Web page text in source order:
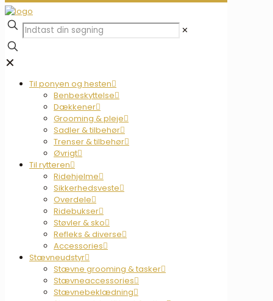
✕
✕
Til ponyen og hesten
Benbeskyttelse
Dækkener
Grooming & pleje
Sadler & tilbehør
Trenser & tilbehør
Øvrigt
Til rytteren
Ridehjelme
Sikkerhedsveste
Overdele
Ridebukser
Støvler & sko
Refleks & diverse
Accessories
Stævneudstyr
Stævne grooming & tasker
Stævneaccessories
Stævnebeklædning